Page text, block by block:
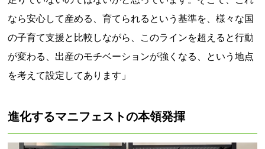
なら安心して産める、育てられるという基準を、様々な国
の子育て支援と比較しながら、このラインを超えると行動
が変わる、出産のモチベーションが強くなる、という地点
を考えて設定してあります」
進化するマニフェストの本領発揮